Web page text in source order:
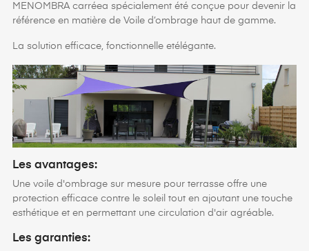
MENOMBRA carréea spécialement été conçue pour devenir la
référence en matière de Voile d’ombrage haut de gamme.
La solution efficace, fonctionnelle etélégante.
Les avantages:
Une voile d'ombrage sur mesure pour terrasse offre une
protection efficace contre le soleil tout en ajoutant une touche
esthétique et en permettant une circulation d'air agréable.
Les garanties: